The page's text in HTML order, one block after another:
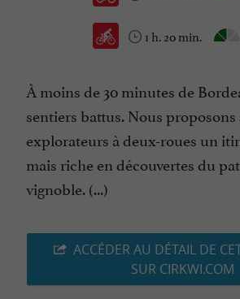
1 h. 20 min.
À moins de 30 minutes de
sentiers battus. Nous proposons
explorateurs à deux-roues un
mais riche en découvertes du
vignoble. (...)
ACCÉDER AU DÉTAIL DE
SUR CIRKWI.COM